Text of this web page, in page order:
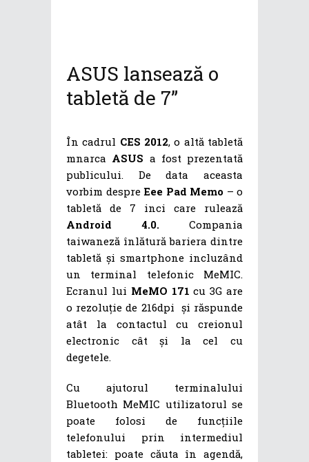
ASUS lansează o
tabletă de 7”
În cadrul CES 2012, o altă tabletă
mnarca ASUS a fost prezentată
publicului. De data aceasta
vorbim despre Eee Pad Memo – o
tabletă de 7 inci care rulează
Android 4.0. Compania
taiwaneză înlătură bariera dintre
tabletă și smartphone incluzând
un terminal telefonic MeMIC.
Ecranul lui MeMO 171 cu 3G are
o rezoluție de 216dpi și răspunde
atât la contactul cu creionul
electronic cât și la cel cu
degetele.
Cu ajutorul terminalului
Bluetooth MeMIC utilizatorul se
poate folosi de funcțiile
telefonului prin intermediul
tabletei: poate căuta în agendă,